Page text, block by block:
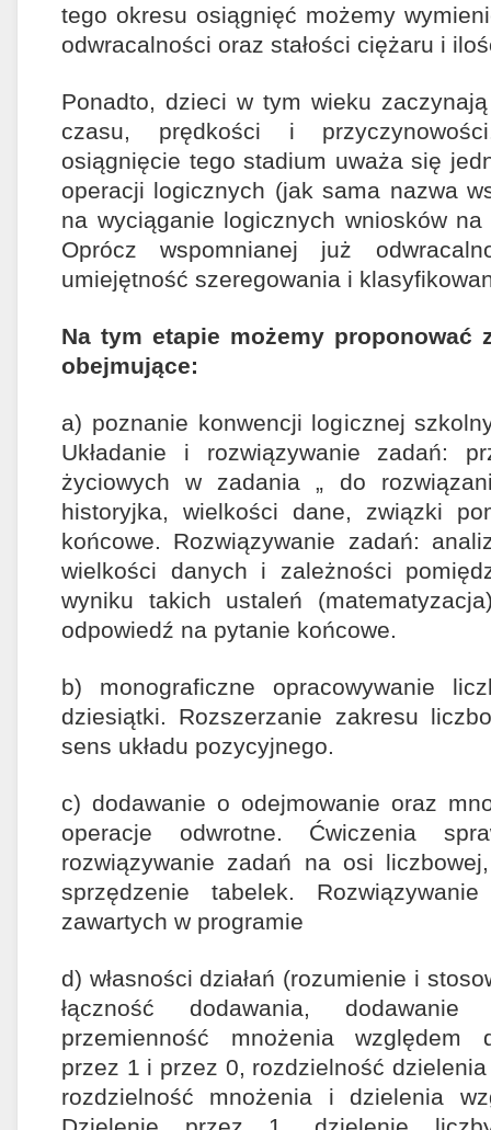
tego okresu osiągnięć możemy
odwracalności oraz stałości ciężaru i
Ponadto, dzieci w tym wieku
czasu, prędkości i
osiągnięcie tego stadium uważa się
operacji logicznych (jak sama nazwa
na wyciąganie logicznych wniosków
Oprócz wspomnianej już
umiejętność szeregowania i
Na tym etapie możemy proponować
obejmujące:
a) poznanie konwencji logicznej
Układanie i rozwiązywanie zadań:
życiowych w zadania „ do
historyjka, wielkości dane, związki
końcowe. Rozwiązywanie zadań:
wielkości danych i zależności
wyniku takich ustaleń
odpowiedź na pytanie końcowe.
b) monograficzne opracowywanie
dziesiątki. Rozszerzanie zakresu
sens układu pozycyjnego.
c) dodawanie o odejmowanie oraz
operacje odwrotne. Ćwiczenia
rozwiązywanie zadań na osi
sprzędzenie tabelek.
zawartych w programie
d) własności działań (rozumienie i
łączność dodawania,
przemienność mnożenia względem
przez 1 i przez 0, rozdzielność
rozdzielność mnożenia i dzielenia